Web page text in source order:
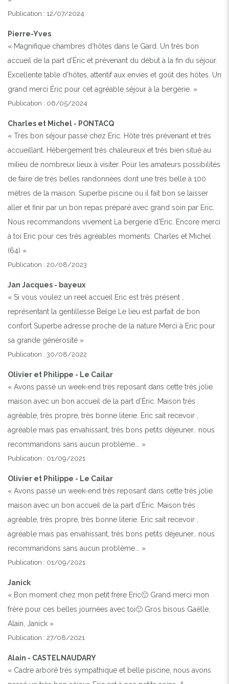
Previous Next
Publication : 12/07/2024
Pierre-Yves
« Magnifique chambres d'hôtes dans le Gard. Un très bon
accueil de la part d'Éric et prévenant du début à la fin du séjour.
Excellente table d'hôtes, attentif aux envies et goût des hôtes. Un
grand merci Éric pour cet agréable séjour à la bergerie. »
Publication : 06/05/2024
Charles et Michel - PONTACQ
« Trés bon séjour passé chez Eric. Hôte trés prévenant et trés
accueillant. Hébergement trés chaleureux et trés bien situé au
milieu de nombreux lieux à visiter. Pour les amateurs possibilités
de faire de trés belles randonnées dont une trés belle à 100
mètres de la maison. Superbe piscine ou il fait bon se laisser
aller et finir par un bon repas préparé avec grand soin par Eric.
Nous recommandons vivement La bergerie d'Eric. Encore merci
à toi Eric pour ces trés agréables moments. Charles et Michel .
(64) »
Publication : 20/08/2023
Jan Jacques - bayeux
« Si vous voulez un reel accueil Eric est très présent ,
représentant la gentillesse Belge Le lieu est parfait de bon
confort Superbe adresse proche de la nature Merci à Eric pour
sa grande générosité »
Publication : 30/08/2022
Olivier et Philippe - Le Cailar
« Avons passé un week-end très reposant dans cette très jolie
maison avec un bon accueil de la part d’Éric. Maison très
agréable, très propre, très bonne literie. Eric sait recevoir ,
agréable mais pas envahissant, très bons petits déjeuner.. nous
recommandons sans aucun problème... »
Publication : 01/09/2021
Olivier et Philippe - Le Cailar
« Avons passé un week-end très reposant dans cette très jolie
maison avec un bon accueil de la part d’Éric. Maison très
agréable, très propre, très bonne literie. Eric sait recevoir ,
agréable mais pas envahissant, très bons petits déjeuner.. nous
recommandons sans aucun problème... »
Publication : 01/09/2021
Janick
« Bon moment chez mon petit frère Eric🙂 Grand merci mon
frère pour ces belles journées avec toi🙂 Gros bisous Gaëlle,
Alain, Janick »
Publication : 27/08/2021
Alain - CASTELNAUDARY
« Cadre arboré très sympathique et belle piscine, nous avons